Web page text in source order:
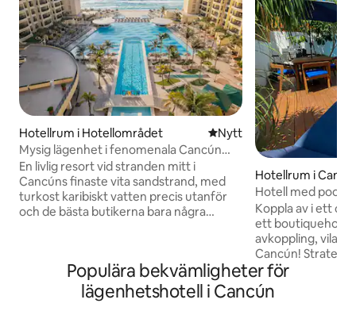
Hotellrum i Hotellområdet Nytt ställe att bo på
Nytt
Mysig lägenhet i fenomenala Cancún
med gym
En livlig resort vid stranden mitt i
Cancúns finaste vita sandstrand, med
turkost karibiskt vatten precis utanför
och de bästa butikerna bara några
restauranger + bar i poolen, strandbar
och 2 barer vid poolen • Spa, bastu,
daglig yoga, zumba och aqua-fitness •
Hotellrum i
Hotell med pool |
centrum 2 pers
Koppla av i ett
ett
avkoppling, vila
Cancún! Strategiskt ställe: 📍 11 minuter
från stranden 📍
Perfekt om du
hotellstil, ett
Populära bekvämligheter för
lägenhetshotell i Cancún